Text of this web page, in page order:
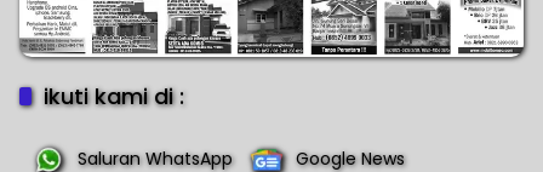
ikuti kami di :
Saluran WhatsApp Google News